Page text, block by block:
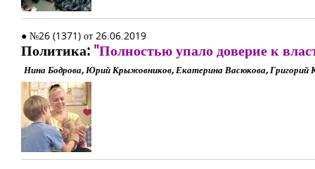
● №26 (1371) от 26.06.2019
Политика: "Полностью упало доверие к
Нина Бодрова, Юрий Крыжовников, Екатерина Васюкова, Григорий